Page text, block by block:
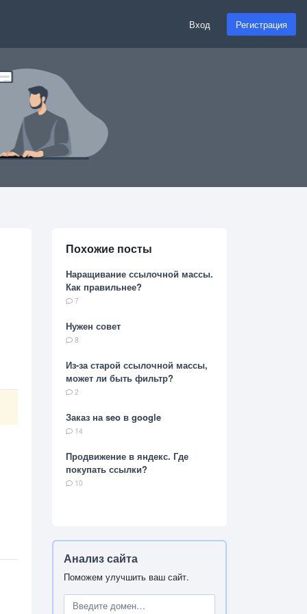
Вход Регистрация
Похожие посты
Наращивание ссылочной массы.
Как правильнее?
7
Нужен совет
8
Из-за старой ссылочной массы,
может ли быть фильтр?
2
Заказ на seo в google
14
Продвижение в яндекс. Где
покупать ссылки?
10
Анализ сайта
Поможем улучшить ваш сайт.